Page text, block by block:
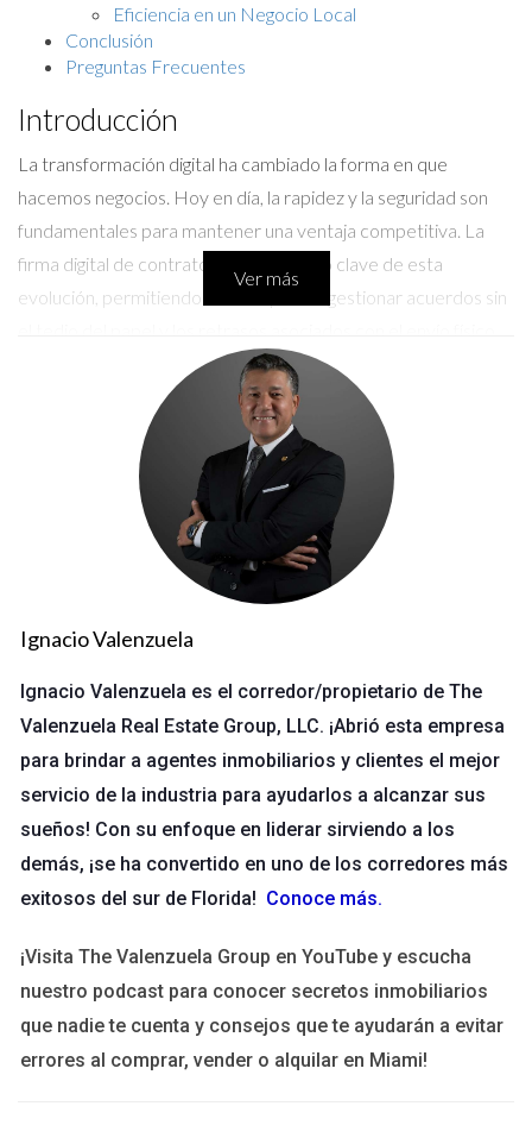
Eficiencia en un Negocio Local
Conclusión
Preguntas Frecuentes
Introducción
La transformación digital ha cambiado la forma en que
hacemos negocios. Hoy en día, la rapidez y la seguridad son
fundamentales para mantener una ventaja competitiva. La
firma digital de contratos es un aspecto clave de esta
evolución, permitiendo a las empresas gestionar acuerdos sin
Pero, ¿qué plataforma uso para firmar contratos digitalmente?
Esta pregunta es común entre emprendedores y
profesionales que buscan modernizar sus procesos. A lo largo
de este artículo, te ofreceremos información valiosa sobre las
mejores plataformas disponibles y cómo pueden ayudarte a
optimizar tus operaciones.
Mejores Plataformas para Firmar
DocuSign es una de las plataformas más reconocidas en el
cualquier lugar. La integración con otras aplicaciones como
Google Drive y Salesforce hace que sea aún más versátil.
Además, DocuSign cumple con las normativas legales
internacionales, asegurando que tus documentos sean válidos
y seguros.
Adobe Sign
Adobe Sign es otra opción popular que ofrece una experiencia
fluida para la firma digital. Con su potente sistema de gestión
Ver más
Ignacio Valenzuela
Ignacio Valenzuela es el corredor/propietario de The
Valenzuela Real Estate Group, LLC. ¡Abrió esta empresa
para brindar a agentes inmobiliarios y clientes el mejor
servicio de la industria para ayudarlos a alcanzar sus
sueños! Con su enfoque en liderar sirviendo a los
demás, ¡se ha convertido en uno de los corredores más
exitosos del sur de Florida! Conoce más.
¡Visita The Valenzuela Group en YouTube y escucha
nuestro podcast para conocer secretos inmobiliarios
que nadie te cuenta y consejos que te ayudarán a evitar
errores al comprar, vender o alquilar en Miami!